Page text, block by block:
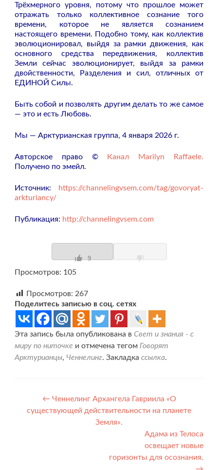
Трёхмерного уровня, потому что прошлое может
отражать только коллективное сознание того
времени, которое не является сознанием
настоящего времени. Подобно тому, как коллектив
эволюционировал, выйдя за рамки движения, как
основного средства передвижения, коллектив
Земли сейчас эволюционирует, выйдя за рамки
двойственности, Разделения и сил, отличных от
ЕДИНОЙ Силы.
Быть собой и позволять другим делать то же самое
— это и есть Любовь.
Мы — Арктурианская группа, 4 января 2026 г.
Авторское право ©Канал Marilyn Raffaele.
Получено по эмейл.
Источник:
https://channelingvsem.com/tag/govoryat-
arkturiancy/
Публикация: http://channelingvsem.com
9
Просмотров: 105
Просмотров: 267
Поделитесь записью в соц. сетях
Эта запись была опубликована в Свет и знания - с
миру по ниточке и отмечена тегом Говорят
Арктурианцы, Ченнелинг. Закладка ссылка.
Навигация
по
← Ченнелинг Архангела Гавриила «О
существующей действительности на планете
Земля».
Адама из Телоса
освещает новые
горизонты для осознания.